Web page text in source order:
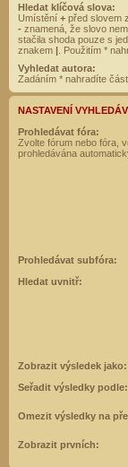
Hledat klíčová slova:
Umístění + před slovem
- znamená, že slovo
stačila shoda pouze s
znakem | . Použitím *
Vyhledat autora:
Zadáním * nahradíte
NASTAVENÍ
Prohledávat fóra:
Zvolte fórum nebo fóra,
prohledávána
Prohledávat subfóra:
Hledat uvnitř:
Zobrazit výsledek jako:
Seřadit výsledky podle:
Omezit výsledky na
Zobrazit prvních: